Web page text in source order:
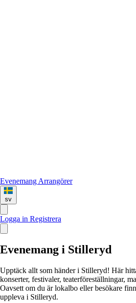
Evenemang Arrangörer
sv
Logga in Registrera
Evenemang i Stilleryd
Upptäck allt som händer i Stilleryd! Här
konserter, festivaler, teaterföreställningar,
Oavsett om du är lokalbo eller besökare
uppleva i Stilleryd.